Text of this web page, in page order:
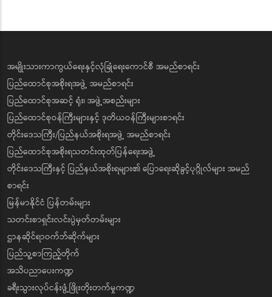
အမျိုးသားကာကွယ်ရေးနှင့်လုံခြုံရေးကောင်စီ အမည်စာရင်း
ပြည်ထောင်စုအစိုးရအဖွဲ့ အမည်စာရင်း
ပြည်ထောင်စုအဆင့် ရုံး၊ အဖွဲ့အစည်းများ
ပြည်ထောင်စုဝန်ကြီးများနှင့် ဒုတိယဝန်ကြီးများစာရင်း
တိုင်းဒေသကြီး/ပြည်နယ်အစိုးရအဖွဲ့ အမည်စာရင်း
ပြည်ထောင်စုအစိုးရသတင်းထုတ်ပြန်ရေးအဖွဲ့
တိုင်းဒေသကြီးနှင့် ပြည်နယ်အစိုးရများ၏ ပြောရေးဆိုခွင့်ပုဂ္ဂိုလ်များ အမည်
စာရင်း
မြန်မာနိုင်ငံ ပြန်တမ်းများ
သတင်းစာရှင်းလင်းပွဲမှတ်တမ်းများ
ဌာနဆိုင်ရာဝက်ဘ်ဆိုက်များ
ပြည်သူ့စာကြည့်တိုက်
အသိပညာပေးကဏ္ဍ
ခရီးသွားလုပ်ငန်းဖွံ့ဖြိုးတိုးတက်မှုကဏ္ဍ